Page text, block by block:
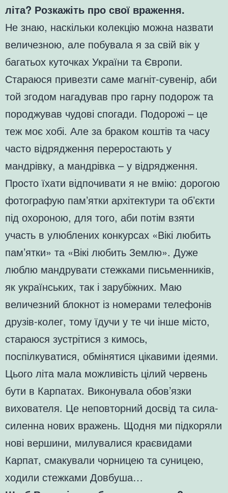
літа? Розкажіть про свої враження.
Не знаю, наскільки колекцію можна назвати
величезною, але побувала я за свій вік у
багатьох куточках України та Європи.
Стараюся привезти саме магніт-сувенір, аби
той згодом нагадував про гарну подорож та
породжував чудові спогади. Подорожі – це
теж моє хобі. Але за браком коштів та часу
часто відрядження переростають у
мандрівку, а мандрівка – у відрядження.
Просто їхати відпочивати я не вмію: дорогою
фотографую пам’ятки архітектури та об’єкти
під охороною, для того, аби потім взяти
участь в улюблених конкурсах «Вікі любить
пам’ятки» та «Вікі любить Землю». Дуже
люблю мандрувати стежками письменників,
як українських, так і зарубіжних. Маю
величезний блокнот із номерами телефонів
друзів-колег, тому їдучи у те чи інше місто,
стараюся зустрітися з кимось,
поспілкуватися, обмінятися цікавими ідеями.
Цього літа мала можливість цілий червень
бути в Карпатах. Виконувала обов’язки
вихователя. Це неповторний досвід та сила-
силенна нових вражень. Щодня ми підкоряли
нові вершини, милувалися краєвидами
Карпат, смакували чорницею та суницею,
ходили стежками Довбуша…